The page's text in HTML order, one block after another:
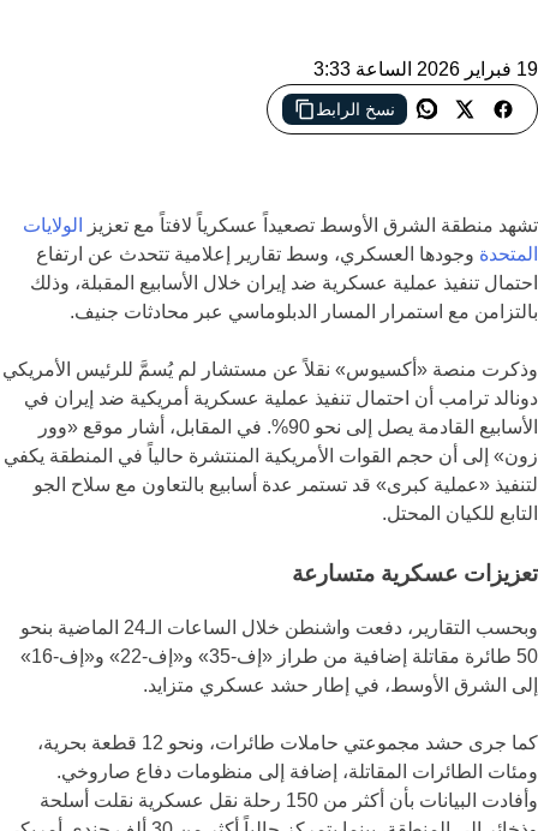
19 فبراير 2026 الساعة 3:33
نسخ الرابط
تعزيزات عسكرية أمريكية مكثفة في الشرق الأوسط بالتزامن مع
تشهد منطقة الشرق الأوسط تصعيداً عسكرياً لافتاً مع تعزيز
الولايات
المتحدة وجودها العسكري، وسط تقارير إعلامية تتحدث عن ارتفاع
احتمال تنفيذ عملية عسكرية ضد إيران خلال الأسابيع المقبلة، وذلك
بالتزامن مع استمرار المسار الدبلوماسي عبر محادثات جنيف.
وذكرت منصة «أكسيوس» نقلاً عن مستشار لم يُسمَّ للرئيس الأمريكي
دونالد ترامب أن احتمال تنفيذ عملية عسكرية أمريكية ضد إيران في
الأسابيع القادمة يصل إلى نحو 90%. في المقابل، أشار موقع «وور
زون» إلى أن حجم القوات الأمريكية المنتشرة حالياً في المنطقة يكفي
لتنفيذ «عملية كبرى» قد تستمر عدة أسابيع بالتعاون مع سلاح الجو
التابع للكيان المحتل.
تعزيزات عسكرية متسارعة
وبحسب التقارير، دفعت واشنطن خلال الساعات الـ24 الماضية بنحو
50 طائرة مقاتلة إضافية من طراز «إف-35» و«إف-22» و«إف-16»
إلى الشرق الأوسط، في إطار حشد عسكري متزايد.
كما جرى حشد مجموعتي حاملات طائرات، ونحو 12 قطعة بحرية،
ومئات الطائرات المقاتلة، إضافة إلى منظومات دفاع صاروخي.
وأفادت البيانات بأن أكثر من 150 رحلة نقل عسكرية نقلت أسلحة